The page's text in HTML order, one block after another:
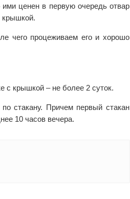
ценен в первую очередь отвар
крышкой.
чего процеживаем его и хорошо
с крышкой – не более 2 суток.
стакану. Причем первый стакан
10 часов вечера.